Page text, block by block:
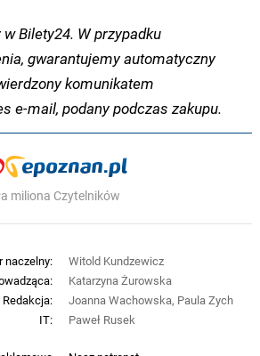
Bilety24. W przypadku
gwarantujemy automatyczny
komunikatem
e-mail, podany podczas zakupu.
miliona Czytelników
naczelny:
Witold Kundzewicz
Katarzyna Żurowska
Redakcja:
Joanna Wachowska, Paula Zych
IT:
Paweł Rusek